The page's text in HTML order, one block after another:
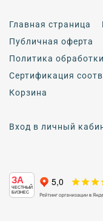
Главная страница
Публичная оферта
Политика
Сертификация
Корзина
Вход в личный
ЗА
ЧЕСТНЫЙ
БИЗНЕС